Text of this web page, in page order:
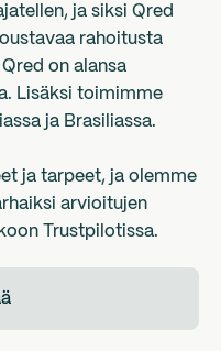
ja siksi Qred
rahoitusta
on alansa
Lisäksi toimimme
ja Brasiliassa.
ja tarpeet, ja olemme
arvioitujen
Trustpilotissa.